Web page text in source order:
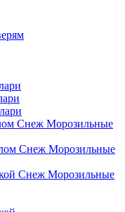
Снеж Морозильные
Снеж Морозильные
Снеж Морозильные